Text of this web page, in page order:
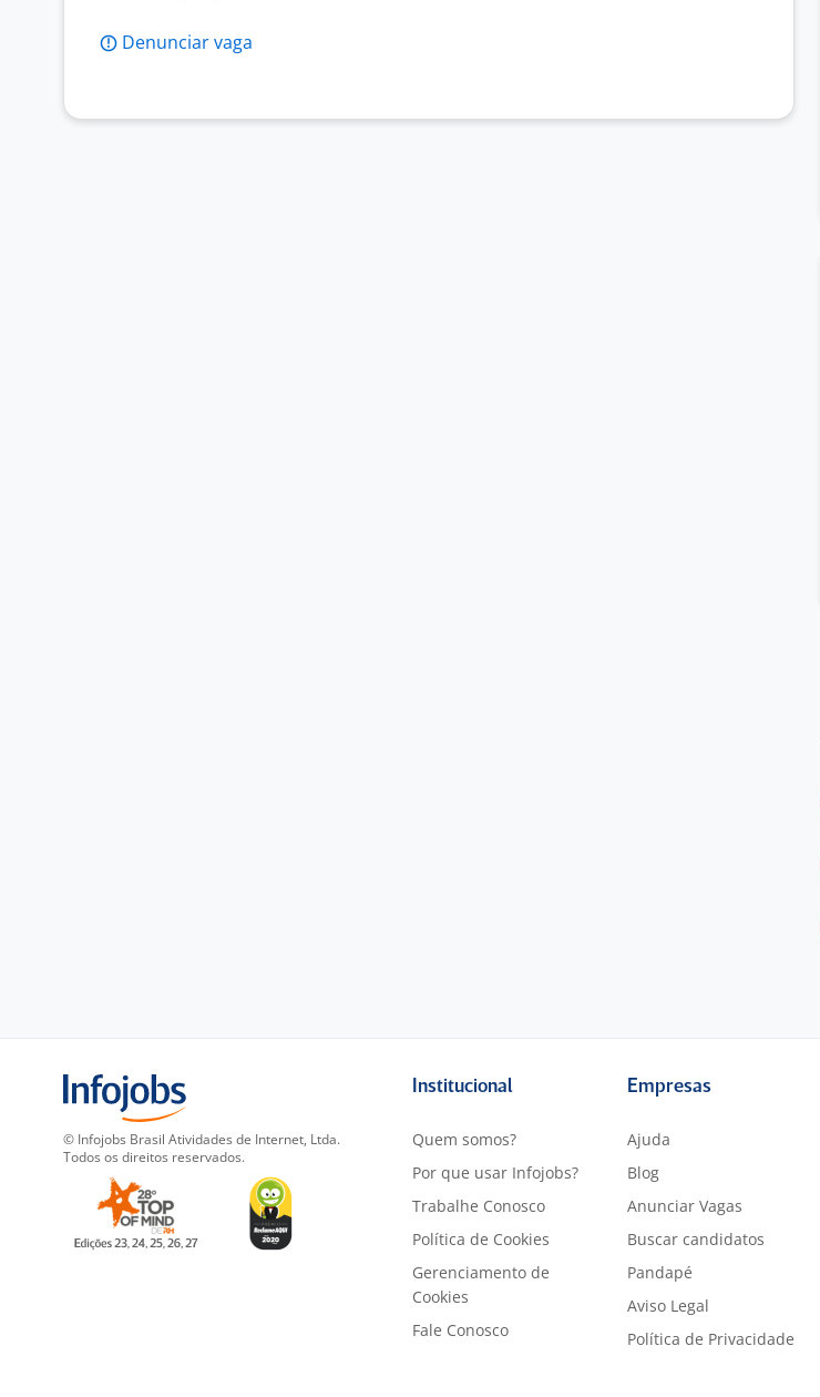
Denunciar vaga
© Infojobs Brasil Atividades de Internet, Ltda.
Todos os direitos reservados.
Institucional
Quem somos?
Por que usar Infojobs?
Trabalhe Conosco
Política de Cookies
Gerenciamento de
Cookies
Fale Conosco
Empresas
Ajuda
Blog
Anunciar Vagas
Buscar candidatos
Pandapé
Aviso Legal
Política de Privacidade